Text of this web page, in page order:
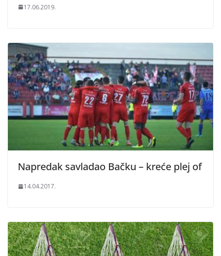
17.06.2019.
Napredak savladao Bačku – kreće plej of
14.04.2017.